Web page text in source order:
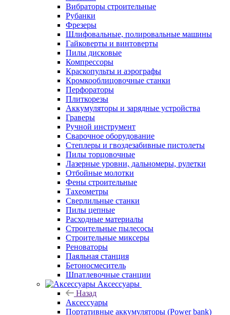
Вибраторы строительные
Рубанки
Фрезеры
Шлифовальные, полировальные машины
Гайковерты и винтоверты
Пилы дисковые
Компрессоры
Краскопульты и аэрографы
Кромкооблицовочные станки
Перфораторы
Плиткорезы
Аккумуляторы и зарядные устройства
Граверы
Ручной инструмент
Сварочное оборудование
Степлеры и гвоздезабивные пистолеты
Пилы торцовочные
Лазерные уровни, дальномеры, рулетки
Отбойные молотки
Фены строительные
Тахеометры
Сверлильные станки
Пилы цепные
Расходные материалы
Строительные пылесосы
Строительные миксеры
Реноваторы
Паяльная станция
Бетоносмеситель
Шпатлевочные станции
Аксессуары
Назад
Аксессуары
Портативные аккумуляторы (Power bank)